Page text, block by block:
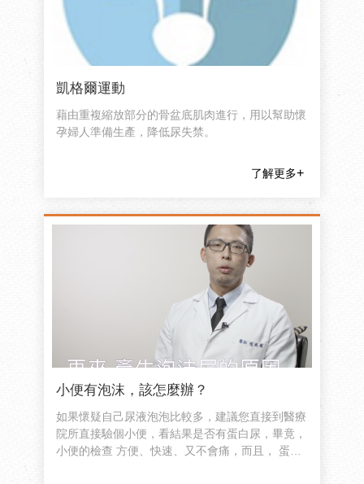
凱格爾運動
藉由重複縮放部分的骨盆底肌肉進行，用以幫助懷
孕婦人準備生產，降低尿失禁。
了解更多
小便有泡沫，該怎麼辦？
如果懷疑自己尿液泡泡比較多，建議您直接到醫療
院所直接驗個小便，看結果是否有蛋白尿，畢竟，
小便的檢查 方便、快速、又不會痛，而且， 蛋白